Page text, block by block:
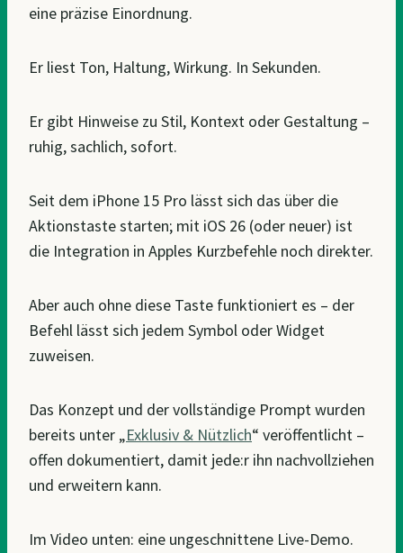
eine präzise Einordnung.
Er liest Ton, Haltung, Wirkung. In Sekunden.
Er gibt Hinweise zu Stil, Kontext oder Gestaltung –
ruhig, sachlich, sofort.
Seit dem iPhone 15 Pro lässt sich das über die
Aktionstaste starten; mit iOS 26 (oder neuer) ist
die Integration in Apples Kurzbefehle noch direkter.
Aber auch ohne diese Taste funktioniert es – der
Befehl lässt sich jedem Symbol oder Widget
zuweisen.
Das Konzept und der vollständige Prompt wurden
bereits unter „Exklusiv & Nützlich“ veröffentlicht –
offen dokumentiert, damit jede:r ihn nachvollziehen
und erweitern kann.
Im Video unten: eine ungeschnittene Live-Demo.